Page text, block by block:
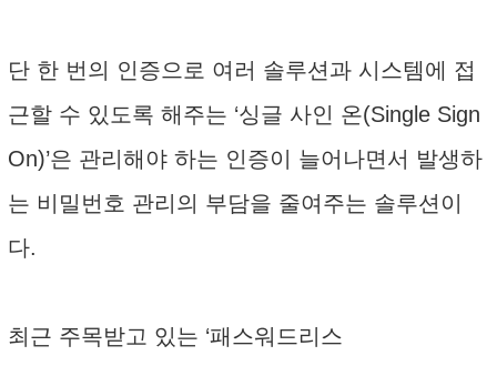
단 한 번의 인증으로 여러 솔루션과 시스템에 접
근할 수 있도록 해주는 ‘싱글 사인 온(Single Sign
On)’은 관리해야 하는 인증이 늘어나면서 발생하
는 비밀번호 관리의 부담을 줄여주는 솔루션이
다.
최근 주목받고 있는 ‘패스워드리스